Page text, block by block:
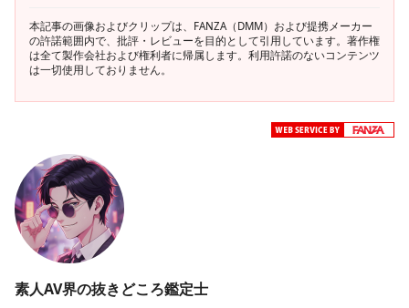
本記事の画像およびクリップは、FANZA（DMM）および提携メーカー
の許諾範囲内で、批評・レビューを目的として引用しています。著作権
は全て製作会社および権利者に帰属します。利用許諾のないコンテンツ
は一切使用しておりません。
素人AV界の抜きどころ鑑定士